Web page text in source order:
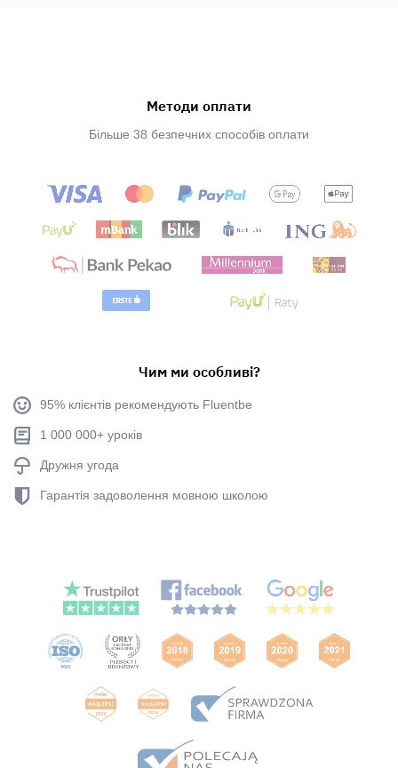
Методи оплати
Більше 38 безпечних способів оплати
Чим ми особливі?
95% клієнтів рекомендують Fluentbe
1 000 000+ уроків
Дружня угода
Гарантія задоволення мовною школою